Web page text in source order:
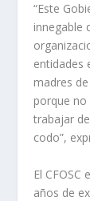
“Este
innegable
entidades
madres
porque
trabajar
codo”,
El
años de